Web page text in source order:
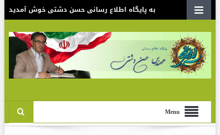
به پایگاه اطلاع رسانی حسن دشتی خوش آمدید
Menu